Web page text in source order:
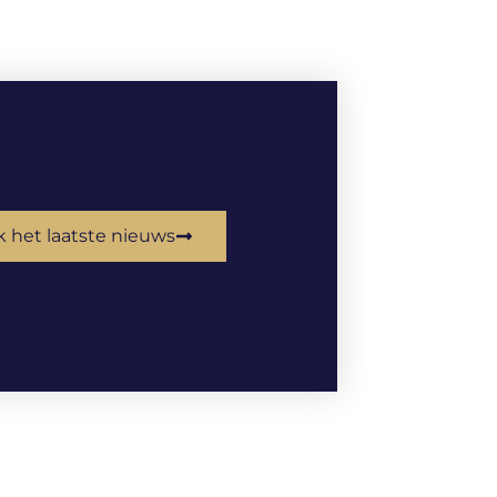
het laatste nieuws